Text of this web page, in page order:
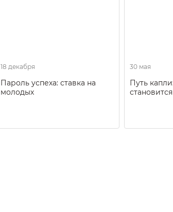
18 декабря
Пароль успеха: ставка на
молодых
30 мая
Путь